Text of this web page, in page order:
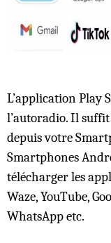
L’application Play
l’autoradio. Il
depuis votre
Smartphones
télécharger les
Waze, YouTube,
WhatsApp etc.